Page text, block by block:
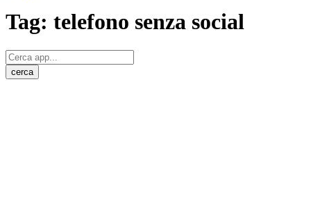
Tag: telefono senza social